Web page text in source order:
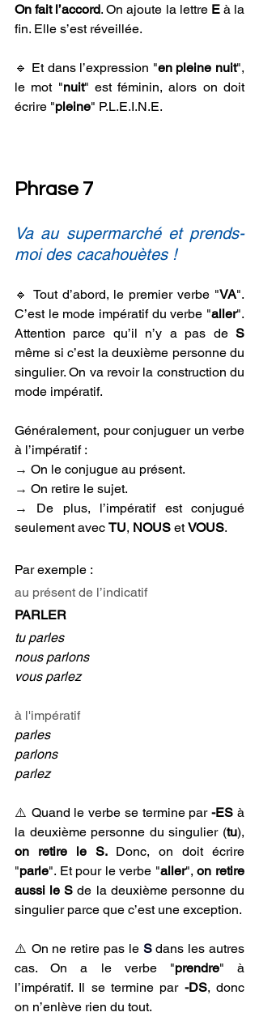
On fait l’accord. On ajoute la lettre E à la
fin. Elle s’est réveillée.
🔹 Et dans l’expression "en pleine nuit",
le mot "nuit" est féminin, alors on doit
écrire "pleine" P.L.E.I.N.E.
Phrase 7
Va au supermarché et prends-
moi des cacahouètes !
🔹 Tout d’abord, le premier verbe "VA".
C’est le mode impératif du verbe "aller".
Attention parce qu’il n’y a pas de S
même si c’est la deuxième personne du
singulier. On va revoir la construction du
mode impératif.
Généralement, pour conjuguer un verbe
à l’impératif :
→ On le conjugue au présent.
→ On retire le sujet.
→ De plus, l’impératif est conjugué
seulement avec TU, NOUS et VOUS.
Par exemple :
au présent de l’indicatif
PARLER
tu parles
nous parlons
vous parlez
à l'impératif
parles
parlons
parlez
⚠️ Quand le verbe se termine par -ES à
la deuxième personne du singulier (tu
on retire le S. Donc, on doit écrire
"parle". Et pour le verbe "aller", on retire
aussi le S de la deuxième personne du
singulier parce que c’est une exception.
⚠️ On ne retire pas le S dans les autres
cas. On a le verbe "prendre" à
l’impératif. Il se termine par -DS, donc
on n’enlève rien du tout.